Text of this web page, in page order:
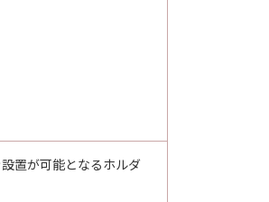
置が可能となるホルダ